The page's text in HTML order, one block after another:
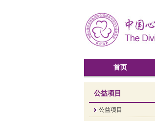
首页
公益项目
公益项目